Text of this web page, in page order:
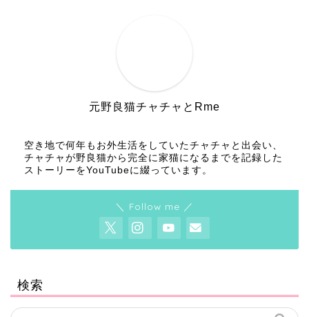
元野良猫チャチャとRme
空き地で何年もお外生活をしていたチャチャと出会い、
チャチャが野良猫から完全に家猫になるまでを記録した
ストーリーをYouTubeに綴っています。
＼ Follow me ／
検索